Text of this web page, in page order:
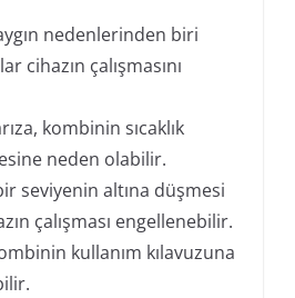
nedenlerinden biri
cihazın çalışmasını
kombinin sıcaklık
neden olabilir.
seviyenin altına düşmesi
çalışması engellenebilir.
kullanım kılavuzuna